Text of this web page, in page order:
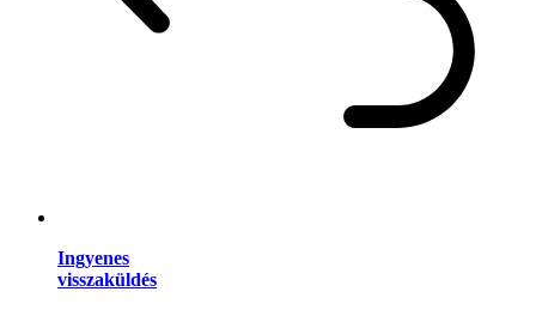
Ingyenes
visszaküldés